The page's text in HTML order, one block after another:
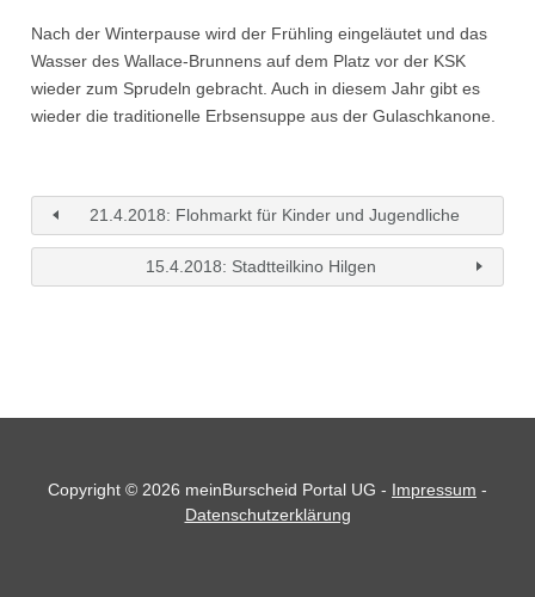
Nach der Winterpause wird der Frühling eingeläutet und das
Wasser des Wallace-Brunnens auf dem Platz vor der KSK
wieder zum Sprudeln gebracht. Auch in diesem Jahr gibt es
wieder die traditionelle Erbsensuppe aus der Gulaschkanone.
21.4.2018: Flohmarkt für Kinder und Jugendliche
15.4.2018: Stadtteilkino Hilgen
Copyright © 2026 meinBurscheid Portal UG - Impressum -
Datenschutzerklärung